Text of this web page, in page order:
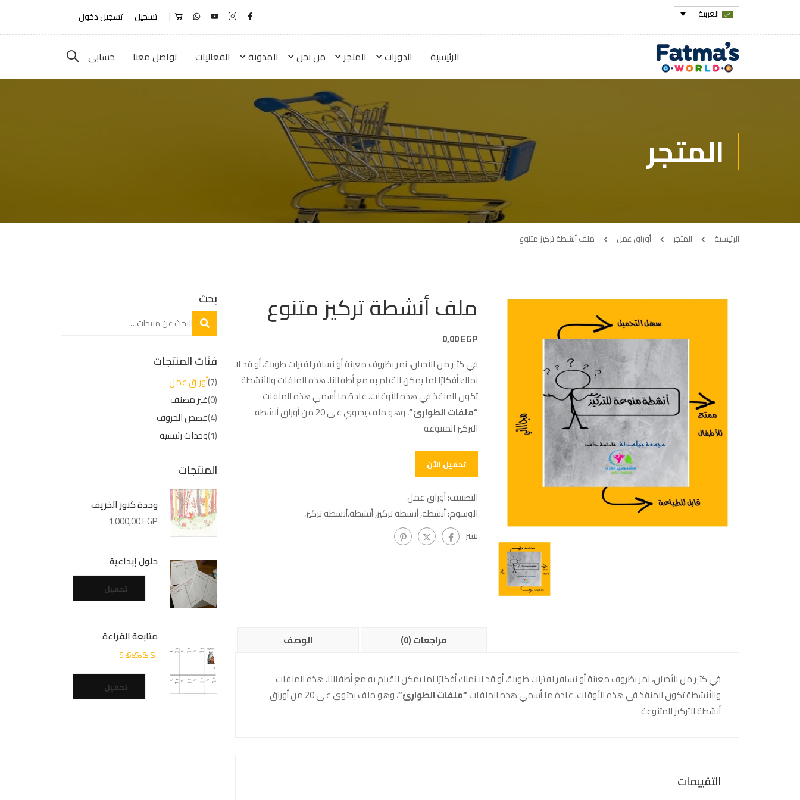
العربية تسجيل تسجيل دخول
الرئيسية الدورات المتجر من نحن المدونة الفعاليات تواصل معنا حسابي
المتجر
الرئيسية المتجر أوراق عمل ملف أنشطة تركيز متنوع
ملف أنشطة تركيز متنوع
0,00EGP
في كثير من الأحيان، نمر بظروف معينة أو نسافر لفترات طويلة، أو قد لا
نملك أفكارًا لما يمكن القيام به مع أطفالنا. هذه الملفات والأنشطة
تكون المنقذ في هذه الأوقات. عادة ما أسمي هذه الملفات
“ملفات الطوارئ”
، وهو ملف يحتوي على 20 من أوراق أنشطة
التركيز المتنوعة
تحميل الآن
التصنيف:أوراق عمل
الوسوم:أنشطة,أنشطة تركيز,أنشطة،أنشطة تركيز،
نشر
الوصف مراجعات (0)
في كثير من الأحيان، نمر بظروف معينة أو نسافر لفترات طويلة، أو قد لا نملك أفكارًا لما يمكن القيام به مع أطفالنا. هذه الملفات
والأنشطة تكون المنقذ في هذه الأوقات. عادة ما أسمي هذه الملفات“ملفات الطوارئ”
، وهو ملف يحتوي على 20 من أوراق
أنشطة التركيز المتنوعة
التقييمات
بحث
بحث
فئات المنتجات
أوراق عمل (7)
غير مصنف (0)
قصص الحروف (4)
وحدات رئيسية (1)
المنتجات
وحدة كنوز الخريف
1.000,00EGP
حلول إبداعية
تحميل
متابعة القراءة
تم
التقييم
من
تحميل